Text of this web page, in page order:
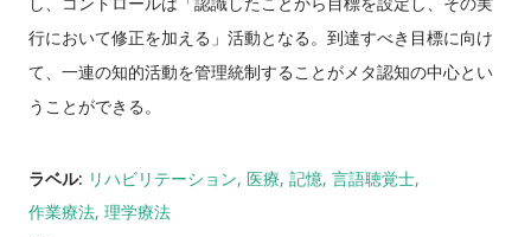
し、コントロールは「認識したことから目標を設定し、その実
行において修正を加える」活動となる。到達すべき目標に向け
て、一連の知的活動を管理統制することがメタ認知の中心とい
うことができる。
ラベル: リハビリテーション 医療 記憶 言語聴覚士
作業療法 理学療法